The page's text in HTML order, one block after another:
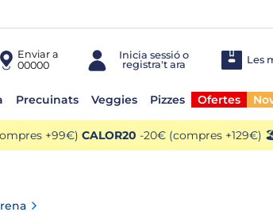
Enviar a
00000
Les
Precuinats Veggies Pizzes Ofertes
+99€) CALOR20 -20€ (compres +129€)